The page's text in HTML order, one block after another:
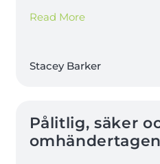
Read More
Stacey Barker
Pålitlig, säker